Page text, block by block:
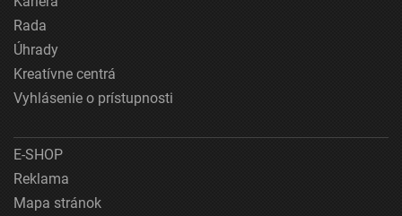
Rada
Úhrady
Kreatívne centrá
Vyhlásenie o prístupnosti
E-SHOP
Reklama
Mapa stránok